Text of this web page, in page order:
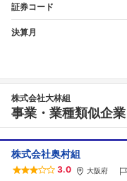
証券コード
決算月
株式会社大林組
事業・業種類似企業
株式会社奥村組
3.0 大阪府